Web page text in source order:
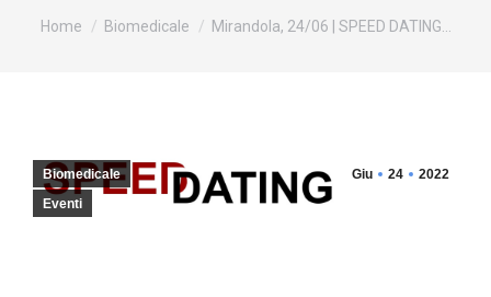
You are here:
Home Biomedicale Mirandola, 24/06 | SPEED DATING…
Giu 24 2022
Biomedicale
Eventi